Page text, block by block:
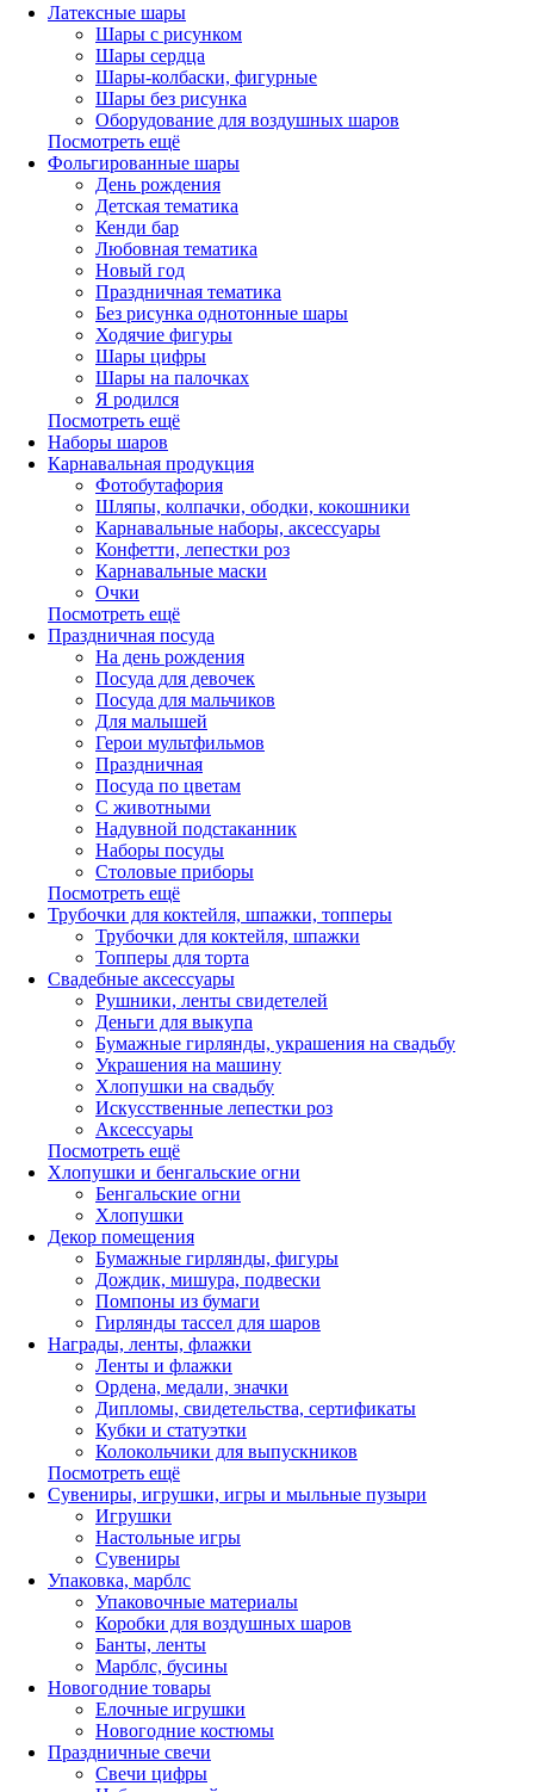
Латексные шары
Шары с рисунком
Шары сердца
Шары-колбаски, фигурные
Шары без рисунка
Оборудование для воздушных шаров
Посмотреть ещё
Фольгированные шары
День рождения
Детская тематика
Кенди бар
Любовная тематика
Новый год
Праздничная тематика
Без рисунка однотонные шары
Ходячие фигуры
Шары цифры
Шары на палочках
Я родился
Посмотреть ещё
Наборы шаров
Карнавальная продукция
Фотобутафория
Шляпы, колпачки, ободки, кокошники
Карнавальные наборы, аксессуары
Конфетти, лепестки роз
Карнавальные маски
Очки
Посмотреть ещё
Праздничная посуда
На день рождения
Посуда для девочек
Посуда для мальчиков
Для малышей
Герои мультфильмов
Праздничная
Посуда по цветам
С животными
Надувной подстаканник
Наборы посуды
Столовые приборы
Посмотреть ещё
Трубочки для коктейля, шпажки, топперы
Трубочки для коктейля, шпажки
Топперы для торта
Свадебные аксессуары
Рушники, ленты свидетелей
Деньги для выкупа
Бумажные гирлянды, украшения на свадьбу
Украшения на машину
Хлопушки на свадьбу
Искусственные лепестки роз
Аксессуары
Посмотреть ещё
Хлопушки и бенгальские огни
Бенгальские огни
Хлопушки
Декор помещения
Бумажные гирлянды, фигуры
Дождик, мишура, подвески
Помпоны из бумаги
Гирлянды тассел для шаров
Награды, ленты, флажки
Ленты и флажки
Ордена, медали, значки
Дипломы, свидетельства, сертификаты
Кубки и статуэтки
Колокольчики для выпускников
Посмотреть ещё
Сувениры, игрушки, игры и мыльные пузыри
Игрушки
Настольные игры
Сувениры
Упаковка, марблс
Упаковочные материалы
Коробки для воздушных шаров
Банты, ленты
Марблс, бусины
Новогодние товары
Елочные игрушки
Новогодние костюмы
Праздничные свечи
Свечи цифры